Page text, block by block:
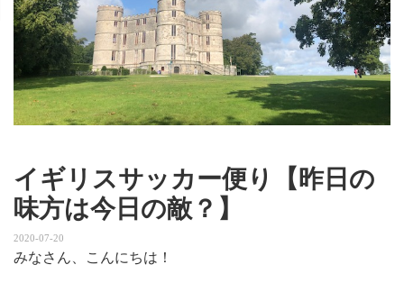
イギリスサッカー便り【昨日の
味方は今日の敵？】
2020-07-20
みなさん、こんにちは！